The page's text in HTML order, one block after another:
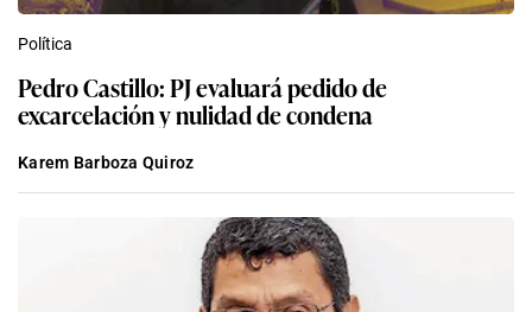
Política
Pedro Castillo: PJ evaluará pedido de
excarcelación y nulidad de condena
Karem Barboza Quiroz